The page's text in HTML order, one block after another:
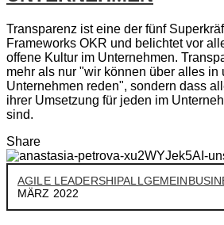
Transparenz ist eine der fünf
Frameworks OKR und belichtet vor
offene Kultur im Unternehmen.
mehr als nur "wir können über alles in
Unternehmen reden", sondern dass
ihrer Umsetzung für jeden im
sind.
Share
AGILE LEADERSHIPALLGEMEIN
MÄRZ 2022